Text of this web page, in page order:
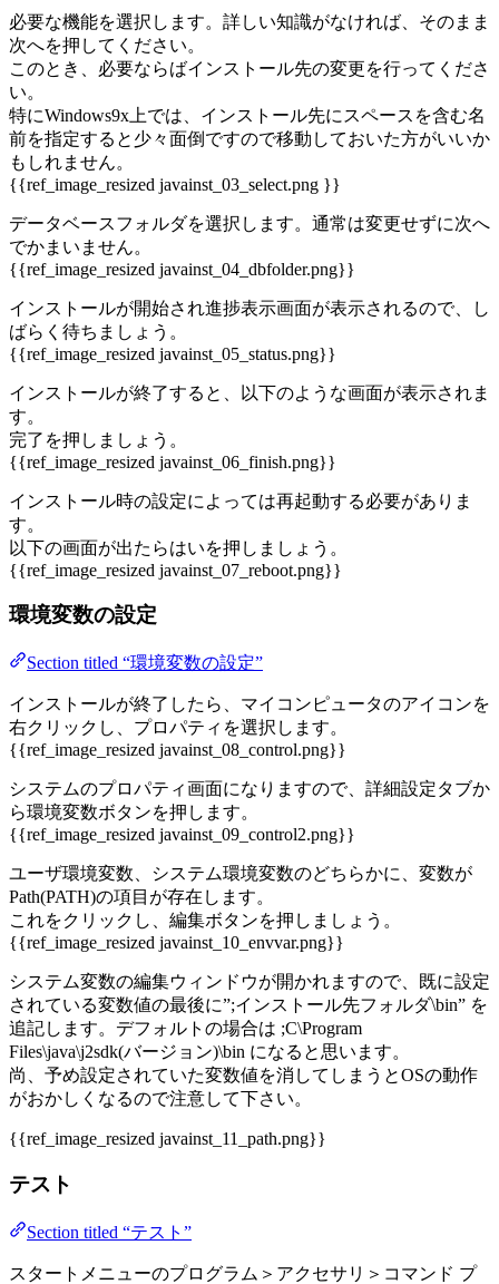
必要な機能を選択します。詳しい知識がなければ、そのまま
次へを押してください。
このとき、必要ならばインストール先の変更を行ってくださ
い。
特にWindows9x上では、インストール先にスペースを含む名
前を指定すると少々面倒ですので移動しておいた方がいいか
もしれません。
{{ref_image_resized javainst_03_select.png }}
データベースフォルダを選択します。通常は変更せずに次へ
でかまいません。
{{ref_image_resized javainst_04_dbfolder.png}}
インストールが開始され進捗表示画面が表示されるので、し
ばらく待ちましょう。
{{ref_image_resized javainst_05_status.png}}
インストールが終了すると、以下のような画面が表示されま
す。
完了を押しましょう。
{{ref_image_resized javainst_06_finish.png}}
インストール時の設定によっては再起動する必要がありま
す。
以下の画面が出たらはいを押しましょう。
{{ref_image_resized javainst_07_reboot.png}}
環境変数の設定
Section titled “環境変数の設定”
インストールが終了したら、マイコンピュータのアイコンを
右クリックし、プロパティを選択します。
{{ref_image_resized javainst_08_control.png}}
システムのプロパティ画面になりますので、詳細設定タブか
ら環境変数ボタンを押します。
{{ref_image_resized javainst_09_control2.png}}
ユーザ環境変数、システム環境変数のどちらかに、変数が
Path(PATH)の項目が存在します。
これをクリックし、編集ボタンを押しましょう。
{{ref_image_resized javainst_10_envvar.png}}
システム変数の編集ウィンドウが開かれますので、既に設定
されている変数値の最後に”;インストール先フォルダ\bin” を
追記します。デフォルトの場合は ;C\Program
Files\java\j2sdk(バージョン)\bin になると思います。
尚、予め設定されていた変数値を消してしまうとOSの動作
がおかしくなるので注意して下さい。
{{ref_image_resized javainst_11_path.png}}
テスト
Section titled “テスト”
スタートメニューのプログラム＞アクセサリ＞コマンド プ